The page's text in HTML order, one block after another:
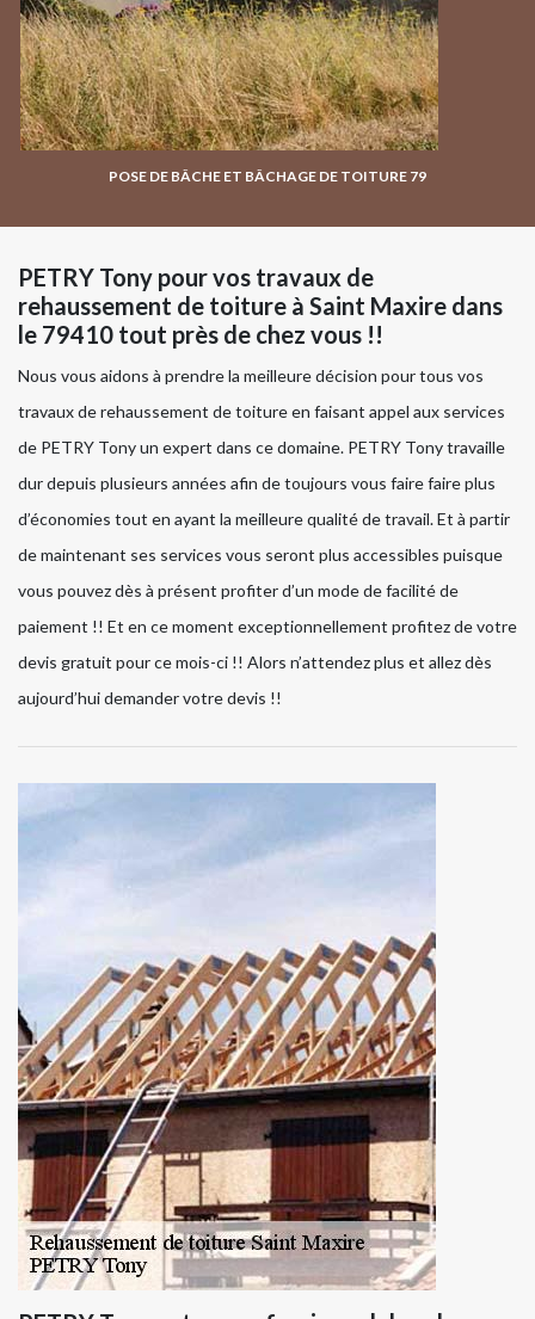
POSE DE BÂCHE ET BÂCHAGE DE TOITURE 79
PETRY Tony pour vos travaux de
rehaussement de toiture à Saint Maxire dans
le 79410 tout près de chez vous !!
Nous vous aidons à prendre la meilleure décision pour tous vos
travaux de rehaussement de toiture en faisant appel aux services
de PETRY Tony un expert dans ce domaine. PETRY Tony travaille
dur depuis plusieurs années afin de toujours vous faire faire plus
d’économies tout en ayant la meilleure qualité de travail. Et à partir
de maintenant ses services vous seront plus accessibles puisque
vous pouvez dès à présent profiter d’un mode de facilité de
paiement !! Et en ce moment exceptionnellement profitez de votre
devis gratuit pour ce mois-ci !! Alors n’attendez plus et allez dès
aujourd’hui demander votre devis !!